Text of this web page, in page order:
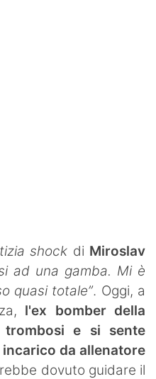
shock di Miroslav
ad una gamba. Mi è
quasi totale”. Oggi, a
l'ex bomber della
e si sente
da allenatore
dovuto guidare il